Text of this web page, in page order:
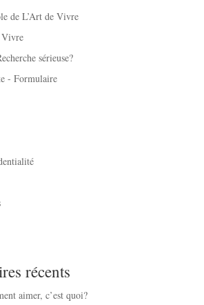
de L’Art de Vivre
sérieuse?
- Formulaire
récents
aimer, c’est quoi?